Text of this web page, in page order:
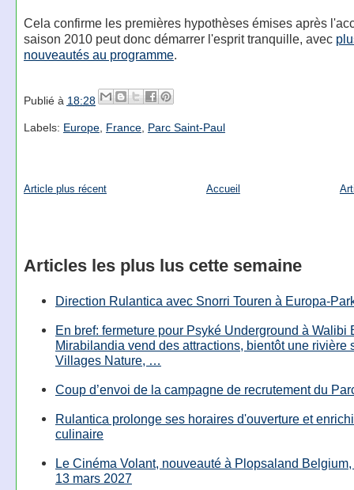
Cela confirme les premières hypothèses émises après
saison 2010 peut donc démarrer l'esprit tranquille, avec
nouveautés au programme.
Publié à 18:28
Labels: Europe, France, Parc Saint-Paul
Article plus récent Accueil
Articles les plus lus cette semaine
Direction Rulantica avec Snorri Touren à Europa-
En bref: fermeture pour Psyké Underground à Walibi
Mirabilandia vend des attractions, bientôt une rivière
Villages Nature, …
Coup d’envoi de la campagne de recrutement du
Rulantica prolonge ses horaires d'ouverture et
culinaire
Le Cinéma Volant, nouveauté à Plopsaland
13 mars 2027